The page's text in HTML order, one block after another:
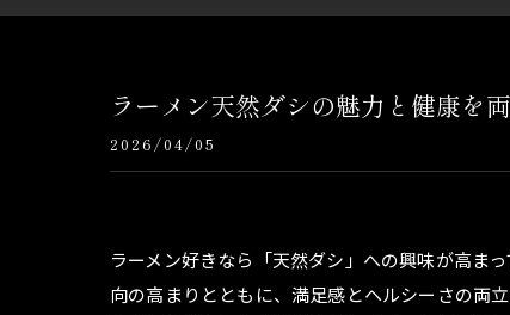
ラーメン天然ダシの魅力と健康を
2026/04/05
ラーメン好きなら「天然ダシ」への興味が高ま
向の高まりとともに、満足感とヘルシーさの両